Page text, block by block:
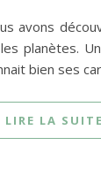
avons
planètes.
bien ses
LIRE LA SUITE